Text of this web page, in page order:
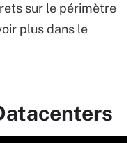
sur le périmètre
plus dans le